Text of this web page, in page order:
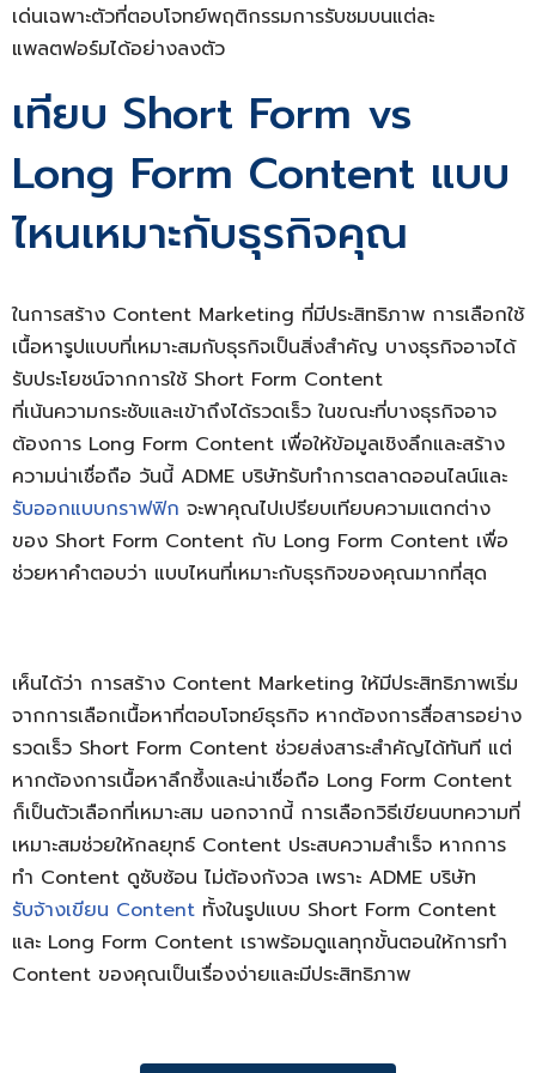
เด่นเฉพาะตัวที่ตอบโจทย์พฤติกรรมการรับชมบนแต่ละ
แพลตฟอร์มได้อย่างลงตัว
เทียบ Short Form vs
Long Form Content แบบ
ไหนเหมาะกับธุรกิจคุณ
ในการสร้าง Content Marketing ที่มีประสิทธิภาพ การเลือกใช้
เนื้อหารูปแบบที่เหมาะสมกับธุรกิจเป็นสิ่งสำคัญ บางธุรกิจอาจได้
รับประโยชน์จากการใช้ Short Form Content
ที่เน้นความกระชับและเข้าถึงได้รวดเร็ว ในขณะที่บางธุรกิจอาจ
ต้องการ Long Form Content เพื่อให้ข้อมูลเชิงลึกและสร้าง
ความน่าเชื่อถือ วันนี้ ADME บริษัทรับทำการตลาดออนไลน์และ
รับออกแบบกราฟฟิก จะพาคุณไปเปรียบเทียบความแตกต่าง
ของ Short Form Content กับ Long Form Content เพื่อ
ช่วยหาคำตอบว่า แบบไหนที่เหมาะกับธุรกิจของคุณมากที่สุด
เห็นได้ว่า การสร้าง Content Marketing ให้มีประสิทธิภาพเริ่ม
จากการเลือกเนื้อหาที่ตอบโจทย์ธุรกิจ หากต้องการสื่อสารอย่าง
รวดเร็ว Short Form Content ช่วยส่งสาระสำคัญได้ทันที แต่
หากต้องการเนื้อหาลึกซึ้งและน่าเชื่อถือ Long Form Content
ก็เป็นตัวเลือกที่เหมาะสม นอกจากนี้ การเลือกวิธีเขียนบทความที่
เหมาะสมช่วยให้กลยุทธ์ Content ประสบความสำเร็จ หากการ
ทำ Content ดูซับซ้อน ไม่ต้องกังวล เพราะ ADME บริษัท
รับจ้างเขียน Content ทั้งในรูปแบบ Short Form Content
และ Long Form Content เราพร้อมดูแลทุกขั้นตอนให้การทำ
Content ของคุณเป็นเรื่องง่ายและมีประสิทธิภาพ